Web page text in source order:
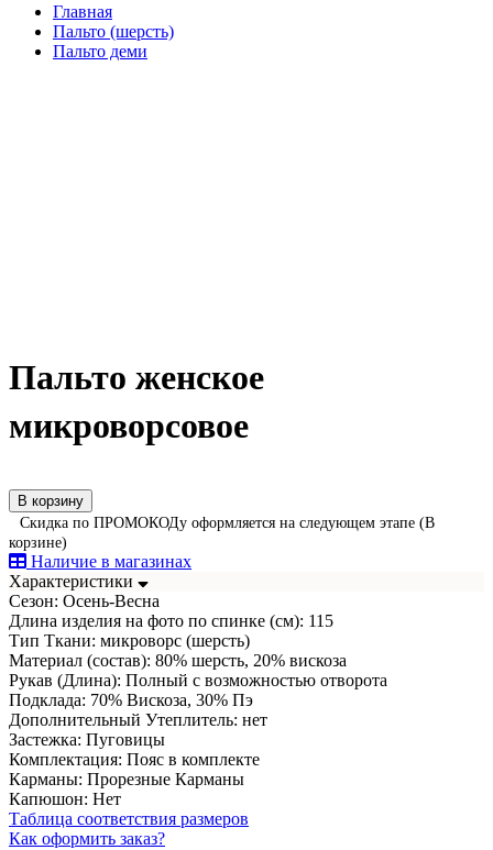
Главная
Пальто (шерсть)
Пальто деми
Пальто женское
микроворсовое
В корзину
Скидка по ПРОМОКОДу оформляется на следующем этапе (В
корзине)
Наличие в магазинах
Характеристики
Сезон: Осень-Весна
Длина изделия на фото по спинке (см): 115
Тип Ткани: микроворс (шерсть)
Материал (состав): 80% шерсть, 20% вискоза
Рукав (Длина): Полный с возможностью отворота
Подклада: 70% Вискоза, 30% Пэ
Дополнительный Утеплитель: нет
Застежка: Пуговицы
Комплектация: Пояс в комплекте
Карманы: Прорезные Карманы
Капюшон: Нет
Таблица соответствия размеров
Как оформить заказ?